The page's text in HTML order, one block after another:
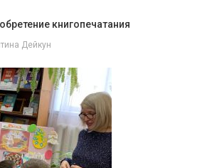
книгопечатания
Дейкун